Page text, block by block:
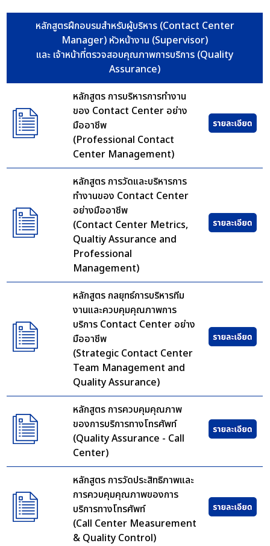
หลักสูตรฝึกอบรมสำหรับผู้บริหาร (Contact Center
Manager) หัวหน้างาน (Supervisor)
และ เจ้าหน้าที่ตรวจสอบคุณภาพการบริการ (Quality
Assurance)
หลักสูตร การบริหารการทำงาน
ของ Contact Center อย่าง
มืออาชีพ
(Professional Contact
Center Management)
หลักสูตร การวัดและบริหารการ
ทำงานของ Contact Center
อย่างมืออาชีพ
(Contact Center Metrics,
Qualtiy Assurance and
Professional
Management)
หลักสูตร กลยุทธ์การบริหารทีม
งานและควบคุมคุณภาพการ
บริการ Contact Center อย่าง
มืออาชีพ
(Strategic Contact Center
Team Management and
Quality Assurance)
หลักสูตร การควบคุมคุณภาพ
ของการบริการทางโทรศัพท์
(Quality Assurance - Call
Center)
หลักสูตร การวัดประสิทธิภาพและ
การควบคุมคุณภาพของการ
บริการทางโทรศัพท์
(Call Center Measurement
& Quality Control)